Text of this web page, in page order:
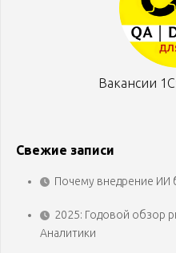
Вакансии
Свежие записи
Почему внедрение ИИ
2025: Годовой обзор
Аналитики